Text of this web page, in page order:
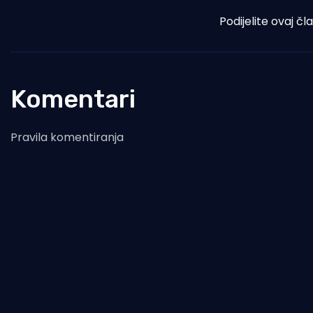
Podijelite ovaj
Komentari
Pravila komentiranja